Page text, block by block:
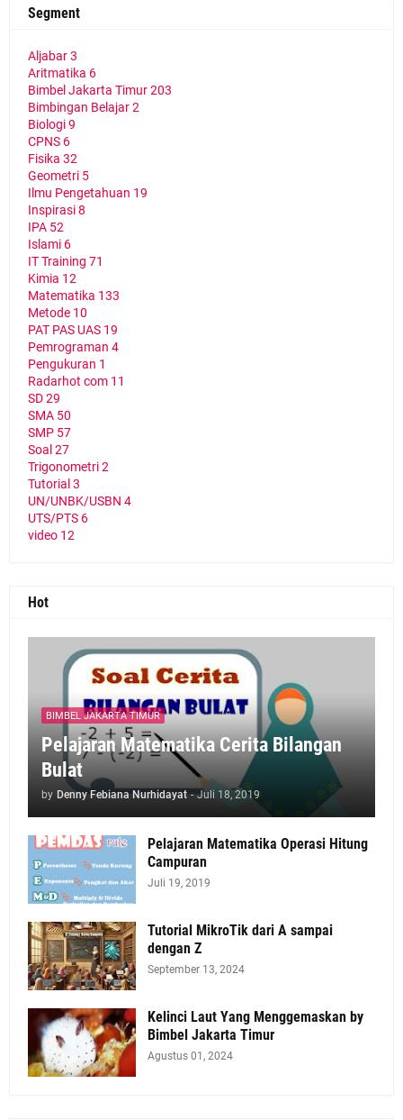
Segment
Aljabar3
Aritmatika 6
Bimbel Jakarta Timur203
Bimbingan Belajar2
Biologi9
CPNS 6
Fisika 32
Geometri 5
Ilmu Pengetahuan 19
Inspirasi8
IPA 52
Islami 6
IT Training 71
Kimia 12
Matematika 133
Metode 10
PAT PAS UAS 19
Pemrograman 4
Pengukuran 1
Radarhot com 11
SD29
SMA 50
SMP 57
Soal 27
Trigonometri2
Tutorial 3
UN/UNBK/USBN 4
UTS/PTS 6
video 12
Hot
BIMBEL JAKARTA TIMUR
Pelajaran Matematika Cerita Bilangan
Bulat
by Denny Febiana Nurhidayat - Juli 18, 2019
Pelajaran Matematika Operasi Hitung
Campuran
Juli 19, 2019
Tutorial MikroTik dari A sampai
dengan Z
September 13, 2024
Kelinci Laut Yang Menggemaskan by
Bimbel Jakarta Timur
Agustus 01, 2024